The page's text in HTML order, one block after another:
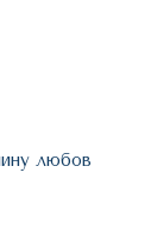
любов